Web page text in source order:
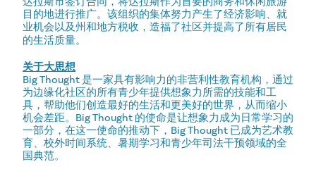
目的地进行推广。该组织的集体努力产生了经济影响、就
业机会以及州和地方税收，造福了社区并提高了所有居民
的生活质量。
关于大思想
Big Thought 是一家具有影响力的非营利性教育机构，通过
为边缘化社区的所有青少年提供想象力所需的技能和工
具，帮助他们创造最好的生活和更美好的世界，从而缩小
机会差距。Big Thought 的使命是让想象力成为日常学习的
一部分，在这一使命的推动下，Big Thought 已成为艺术教
育、校外时间系统、暑期学习和青少年司法干预领域的全
国典范。